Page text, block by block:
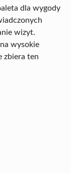
dla wygody
wizyt.
wysokie
zbiera ten